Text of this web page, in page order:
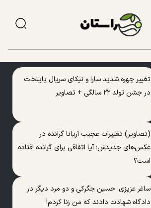
تغییر چهره شدید سارا و نیکای سریال پایتخت
در جشن تولد ۲۲ سالگی + تصاویر
(تصاویر) تغییرات عجیب آریانا گرانده در
عکس‌های جدیدش؛ آیا اتفاقی برای گرانده افتاده
است؟
ساغر عزیزی: حسین جگرکی و دو مرد دیگر در
دادگاه شهادت دادند که من زنا کردم!